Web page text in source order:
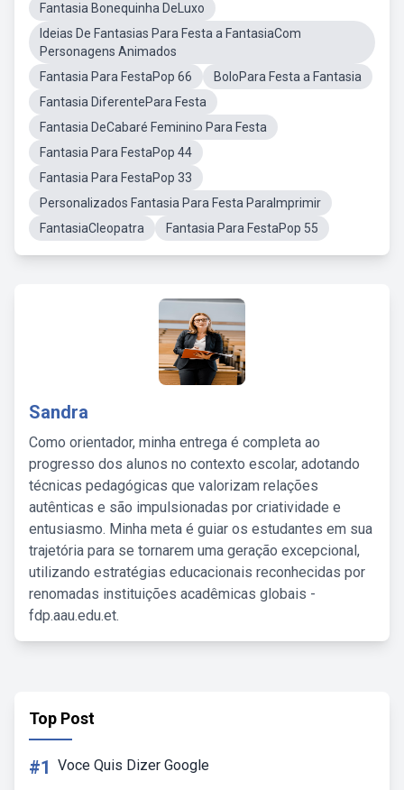
Fantasia Bonequinha DeLuxo
Ideias De Fantasias Para Festa a FantasiaCom
Personagens Animados
Fantasia Para FestaPop 66
BoloPara Festa a Fantasia
Fantasia DiferentePara Festa
Fantasia DeCabaré Feminino Para Festa
Fantasia Para FestaPop 44
Fantasia Para FestaPop 33
Personalizados Fantasia Para Festa ParaImprimir
FantasiaCleopatra
Fantasia Para FestaPop 55
Sandra
Como orientador, minha entrega é completa ao
progresso dos alunos no contexto escolar, adotando
técnicas pedagógicas que valorizam relações
autênticas e são impulsionadas por criatividade e
entusiasmo. Minha meta é guiar os estudantes em sua
trajetória para se tornarem uma geração excepcional,
utilizando estratégias educacionais reconhecidas por
renomadas instituições acadêmicas globais -
fdp.aau.edu.et.
Top Post
#1 Voce Quis Dizer Google